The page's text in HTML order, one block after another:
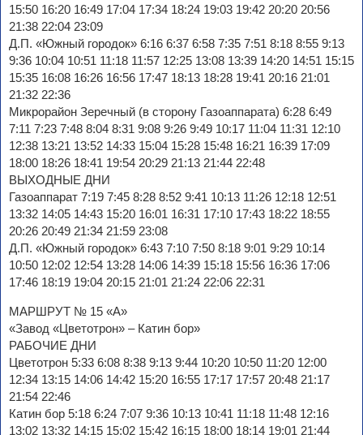
15:50 16:20 16:49 17:04 17:34 18:24 19:03 19:42 20:20 20:56
21:38 22:04 23:09
Д.П. «Южный городок» 6:16 6:37 6:58 7:35 7:51 8:18 8:55 9:13
9:36 10:04 10:51 11:18 11:57 12:25 13:08 13:39 14:20 14:51 15:15
15:35 16:08 16:26 16:56 17:47 18:13 18:28 19:41 20:16 21:01
21:32 22:36
Микрорайон Зеречный (в сторону Газоаппарата) 6:28 6:49
7:11 7:23 7:48 8:04 8:31 9:08 9:26 9:49 10:17 11:04 11:31 12:10
12:38 13:21 13:52 14:33 15:04 15:28 15:48 16:21 16:39 17:09
18:00 18:26 18:41 19:54 20:29 21:13 21:44 22:48
ВЫХОДНЫЕ ДНИ
Газоаппарат 7:19 7:45 8:28 8:52 9:41 10:13 11:26 12:18 12:51
13:32 14:05 14:43 15:20 16:01 16:31 17:10 17:43 18:22 18:55
20:26 20:49 21:34 21:59 23:08
Д.П. «Южный городок» 6:43 7:10 7:50 8:18 9:01 9:29 10:14
10:50 12:02 12:54 13:28 14:06 14:39 15:18 15:56 16:36 17:06
17:46 18:19 19:04 20:15 21:01 21:24 22:06 22:31
МАРШРУТ № 15 «А»
«Завод «Цветотрон» – Катин бор»
РАБОЧИЕ ДНИ
Цветотрон 5:33 6:08 8:38 9:13 9:44 10:20 10:50 11:20 12:00
12:34 13:15 14:06 14:42 15:20 16:55 17:17 17:57 20:48 21:17
21:54 22:46
Катин бор 5:18 6:24 7:07 9:36 10:13 10:41 11:18 11:48 12:16
13:02 13:32 14:15 15:02 15:42 16:15 18:00 18:14 19:01 21:44